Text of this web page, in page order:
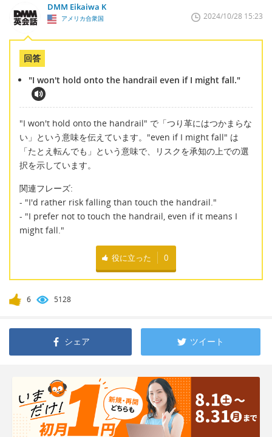
DMM Eikaiwa K
アメリカ合衆国 2024/10/28 15:23
回答
"I won't hold onto the handrail even if I might fall."
"I won't hold onto the handrail" で「つり革にはつかまらな
い」という意味を伝えています。"even if I might fall" は
「たとえ転んでも」という意味で、リスクを承知の上での選
択を示しています。
関連フレーズ:
- "I'd rather risk falling than touch the handrail."
- "I prefer not to touch the handrail, even if it means I
might fall."
役に立った 0
6 5128
シェア ツイート